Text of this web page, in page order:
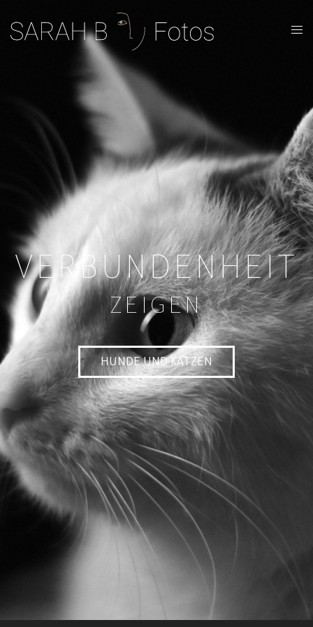
VERBUNDENHEIT
ZEIGEN
HUNDE UND KATZEN